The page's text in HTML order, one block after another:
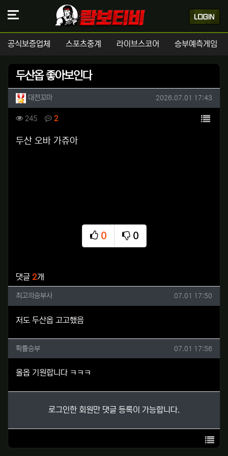
공식보증업체 스포츠중계 라이브스코어 승부예측게임
두산옵 좋아보인다
작성자 정보
대전꼬마작성 작성일
2026.07.01 17:43
컨텐츠 정보
245조회 2댓글 목록
본문
두산 오바 가쥬아
0
추천
0
비추천
댓글 2개
최고의승부사님의 댓글
최고의승부사 작성일
07.01 17:50
저도 두산옵 고고했음
확률승부님의 댓글
확률승부 작성일
07.01 17:56
올옵 기원합니다 ㅋㅋㅋ
로그인한 회원만 댓글 등록이 가능합니다.
목록